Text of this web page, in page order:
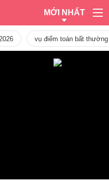
MỚI NHẤT
vụ điểm toán bất